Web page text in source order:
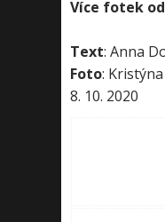
Více fotek
Text: Anna
Foto:
8. 10. 2020